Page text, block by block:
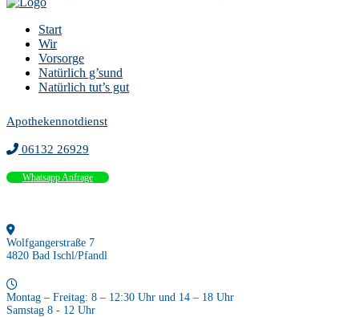
Start
Wir
Vorsorge
Natürlich g’sund
Natürlich tut’s gut
Apothekennotdienst
06132 26929
Whatsapp Anfrage
Wolfgangerstraße 7
4820 Bad Ischl/Pfandl
Montag – Freitag: 8 – 12:30 Uhr und 14 – 18 Uhr
Samstag 8 - 12 Uhr